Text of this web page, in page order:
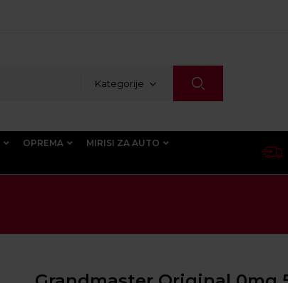
Kategorije
OPREMA
MIRISI ZA AUTO